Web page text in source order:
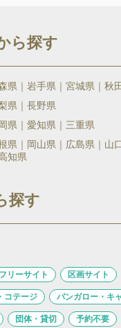
ら探す
県 岩手県 宮城県 秋
県 長野県
県 愛知県 三重県
県 岡山県 広島県 山
知県
探す
フリーサイト 区画サイト
コテージ バンガロー・キ
団体・貸切 予約不要